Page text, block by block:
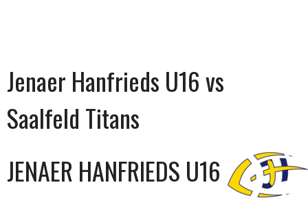
Jenaer Hanfrieds U16 vs
Saalfeld Titans
JENAER HANFRIEDS U16